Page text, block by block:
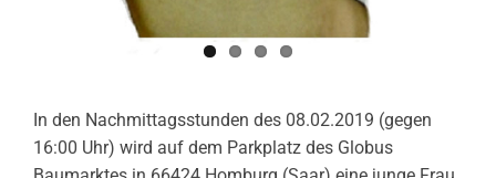
In den Nachmittagsstunden des 08.02.2019 (gegen
16:00 Uhr) wird auf dem Parkplatz des Globus